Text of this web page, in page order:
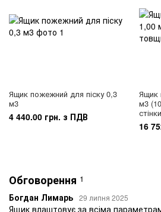
Ящик пожежний для піску 0,3
м3
4 440.00 грн. з ПДВ
Ящик
м3
16
Обговорення 1
Богдан Лимарь 29 липня 2025
Ящик влаштовує за всіма